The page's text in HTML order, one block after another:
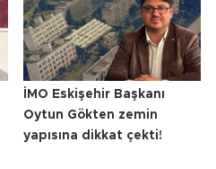
İMO Eskişehir Başkanı
Oytun Gökten zemin
yapısına dikkat çekti!